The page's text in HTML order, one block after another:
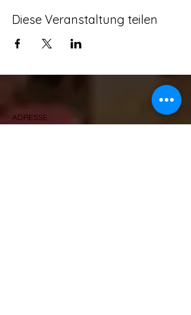
Diese Veranstaltung teilen
ADRESSE: